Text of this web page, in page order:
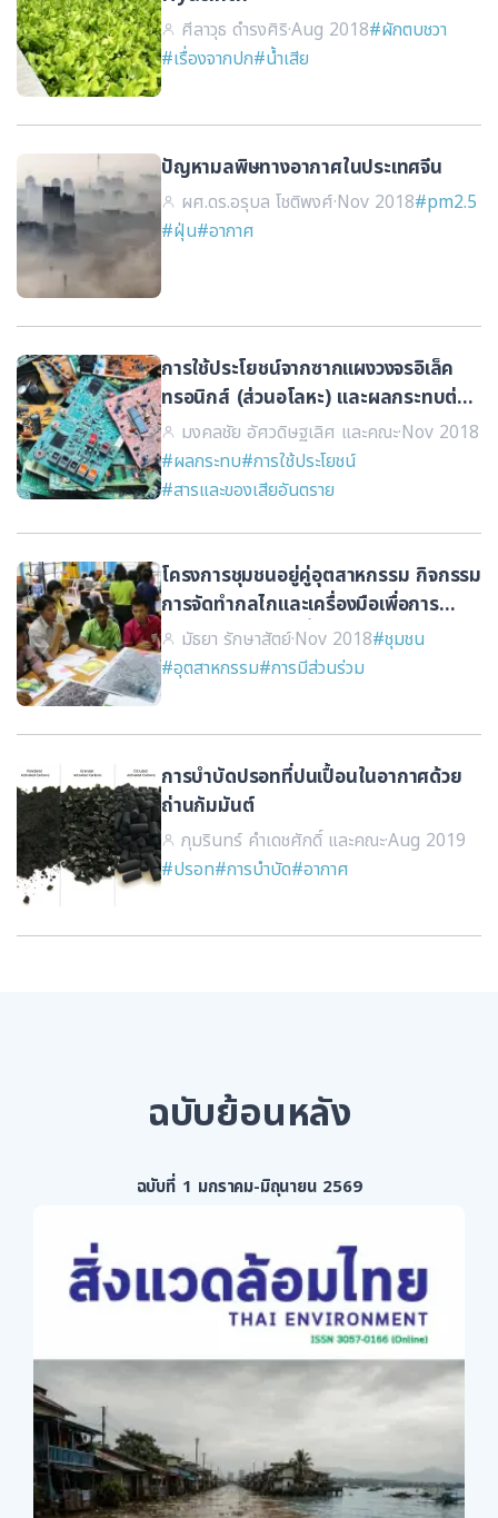
ศีลาวุธ ดำรงศิริ·Aug 2018#ผักตบชวา
#เรื่องจากปก#น้ำเสีย
ปัญหามลพิษทางอากาศในประเทศจีน
ผศ.ดร.อรุบล โชติพงศ์·Nov 2018#pm2.5
#ฝุ่น#อากาศ
การใช้ประโยชน์จากซากแผงวงจรอิเล็ค
ทรอนิกส์ (ส่วนอโลหะ) และผลกระทบต่อ
สิ่งแวดล้อม
มงคลชัย อัศวดิษฐเลิศ และคณะ·Nov 2018
#ผลกระทบ#การใช้ประโยชน์
#สารและของเสียอันตราย
โครงการชุมชนอยู่คู่อุตสาหกรรม กิจกรรม
การจัดทำกลไกและเครื่องมือเพื่อการ
อนุรักษ์และพัฒนาพื้นที่ตัวอย่าง โดยการมี
ส่วนร่วมของประชาชน
มัธยา รักษาสัตย์·Nov 2018#ชุมชน
#อุตสาหกรรม#การมีส่วนร่วม
การบำบัดปรอทที่ปนเปื้อนในอากาศด้วย
ถ่านกัมมันต์
ภุมรินทร์ คำเดชศักดิ์ และคณะ·Aug 2019
#ปรอท#การบำบัด#อากาศ
ฉบับย้อนหลัง
ฉบับที่ 1 มกราคม-มิถุนายน 2569